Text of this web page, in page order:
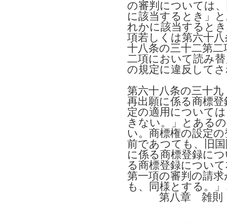
の審判については
に該当するとき」
れかに該当すると
項若しくは第六十
十八条の三十二第
二項において読み
の規定に違反して
第六十八条の三十
再出願に係る商標
定の適用について
きない。」とある
い。商標権の設定
前であつても、旧
に係る商標登録に
る商標登録につい
第一項の審判の請
も、同様とする。
第八章 雑則